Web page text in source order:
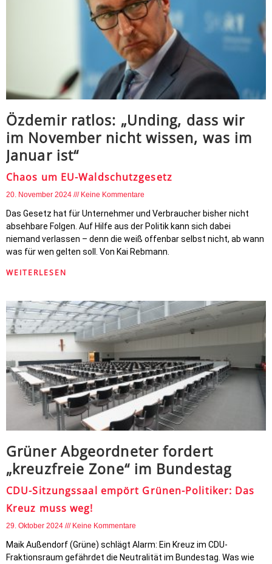
Özdemir ratlos: „Unding, dass wir
im November nicht wissen, was im
Januar ist“
Chaos um EU-Waldschutzgesetz
20. November 2024 Keine Kommentare
Das Gesetz hat für Unternehmer und Verbraucher bisher nicht
absehbare Folgen. Auf Hilfe aus der Politik kann sich dabei
niemand verlassen – denn die weiß offenbar selbst nicht, ab wann
was für wen gelten soll. Von Kai Rebmann.
WEITERLESEN
Grüner Abgeordneter fordert
„kreuzfreie Zone“ im Bundestag
CDU-Sitzungssaal empört Grünen-Politiker: Das
Kreuz muss weg!
29. Oktober 2024 Keine Kommentare
Maik Außendorf (Grüne) schlägt Alarm: Ein Kreuz im CDU-
Fraktionsraum gefährdet die Neutralität im Bundestag. Was wie